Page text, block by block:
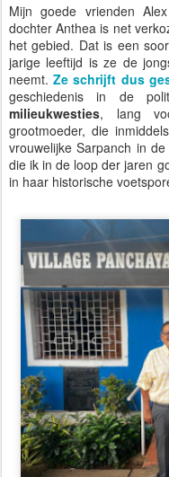
Mijn goede vrienden
dochter Anthea is net
het gebied. Dat is een
jarige leeftijd is ze de
neemt.Ze schrijft dus
geschiedenis in de
milieukwesties, lang
grootmoeder, die
vrouwelijke Sarpanch in
die ik in de loop der jaren
in haar historische